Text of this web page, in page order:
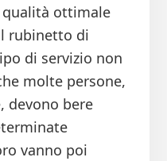
qualità ottimale
rubinetto di
di servizio non
molte persone,
devono bere
vanno poi